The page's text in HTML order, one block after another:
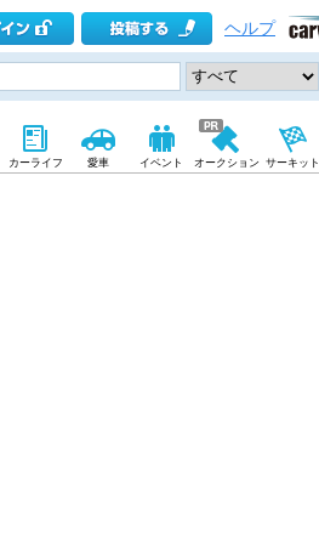
ヘルプ
カーライフ 愛車 イベント オークション サーキット